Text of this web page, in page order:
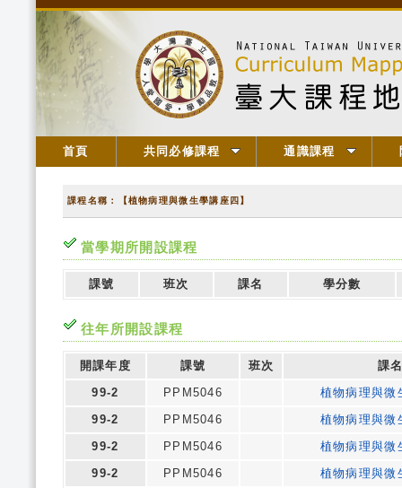
首頁 共同必修課程 通識課程
課程名稱：【植物病理與微生學講座四】
當學期所開設課程
課號 班次 課名 學分數
往年所開設課程
開課年度 課號 班次
課
99-2
PPM5046
植物病理與微
99-2
PPM5046
植物病理與微
99-2
PPM5046
植物病理與微
99-2
PPM5046
植物病理與微